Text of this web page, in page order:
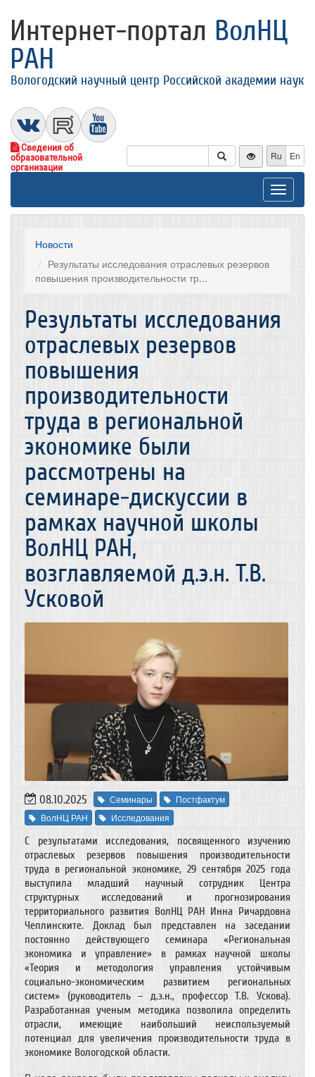
Интернет-портал ВолНЦ
РАН
Вологодский научный центр Российской академии наук
Сведения об
образовательной
организации
Ru En
Toggle
Новости
Результаты исследования отраслевых резервов
повышения производительности тр...
Результаты исследования
отраслевых резервов
повышения
производительности
труда в региональной
экономике были
рассмотрены на
семинаре-дискуссии в
рамках научной школы
ВолНЦ РАН,
возглавляемой д.э.н. Т.В.
Усковой
08.10.2025 Семинары
Постфактум
ВолНЦ РАН
Исследования
С результатами исследования, посвященного изучению
отраслевых резервов повышения производительности
труда в региональной экономике, 29 сентября 2025 года
выступила младший научный сотрудник Центра
структурных исследований и прогнозирования
территориального развития ВолНЦ РАН Инна Ричардовна
Чеплинските. Доклад был представлен на заседании
постоянно действующего семинара «Региональная
экономика и управление» в рамках научной школы
«Теория и методология управления устойчивым
социально-экономическим развитием региональных
систем» (руководитель – д.э.н., профессор Т.В. Ускова).
Разработанная ученым методика позволила определить
отрасли, имеющие наибольший неиспользуемый
потенциал для увеличения производительности труда в
экономике Вологодской области.